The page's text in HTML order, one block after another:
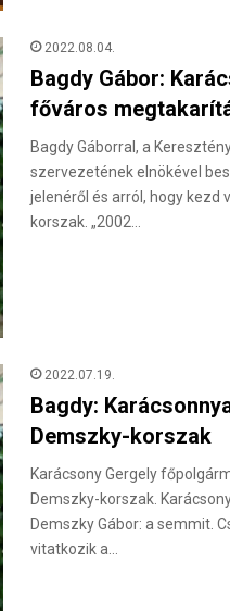
2022.08.04.
Bagdy Gábor:
főváros
Bagdy Gáborral, a
szervezetének elnökével
jelenéről és arról, hogy kezd
korszak. „2002…
2022.07.19.
Bagdy:
Demszky-korszak
Karácsony Gergely
Demszky-korszak.
Demszky Gábor: a semmit.
vitatkozik a…